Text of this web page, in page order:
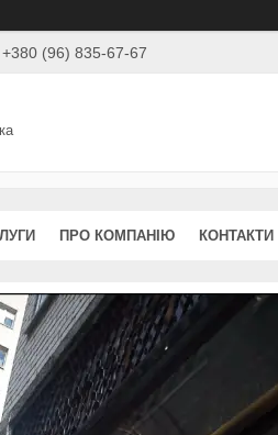
+380 (96) 835-67-67
ПРО КОМПАНІЮ КОНТАКТИ